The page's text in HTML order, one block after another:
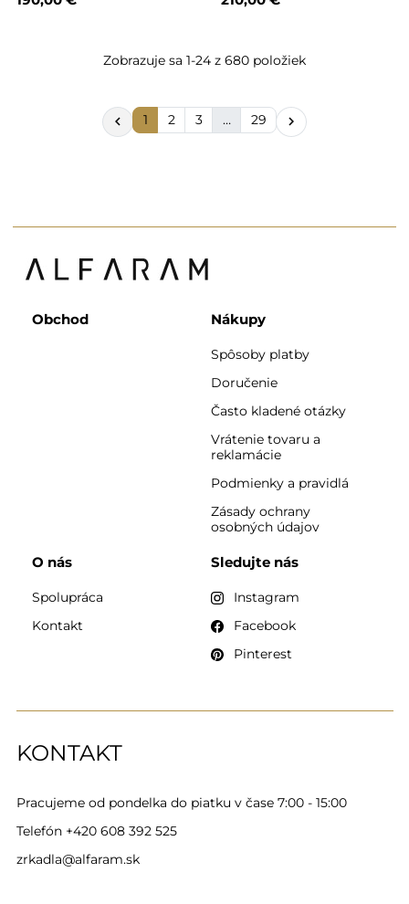
Zobrazuje sa 1-24 z 680 položiek
 1 2 3 … 29 
KONTAKT
Pracujeme od pondelka do piatku v čase 7:00 - 15:00
Telefón +420 608 392 525
zrkadla@alfaram.sk
Obchod Nákupy
Spôsoby platby
Doručenie
Často kladené otázky
Vrátenie tovaru a
reklamácie
Podmienky a pravidlá
Zásady ochrany
osobných údajov
O nás
Spolupráca
Kontakt
Sledujte nás
Instagram
Facebook
Pinterest